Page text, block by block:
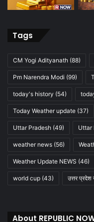
Tags
CM Yogi Adityanath (88)
Pm Narendra Modi (99)
today's history (54)
Today Weather update (37)
Uttar Pradesh (49) Uttar
weather news (56)
Weather Update NEWS (46)
world cup (43) उत्तर प्रदेश
About REPUBLIC